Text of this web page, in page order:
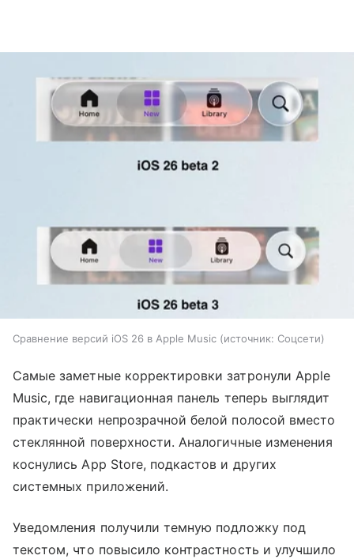
Сравнение версий iOS 26 в Apple Music источник: Соцсети
Самые заметные корректировки затронули Apple
Music, где навигационная панель теперь выглядит
практически непрозрачной белой полосой вместо
стеклянной поверхности. Аналогичные изменения
коснулись App Store, подкастов и других
системных приложений.
Уведомления получили темную подложку под
текстом, что повысило контрастность и улучшило